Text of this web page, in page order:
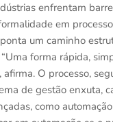
enfrentam
em
um caminho
forma rápida,
O processo,
de gestão enxuta,
como